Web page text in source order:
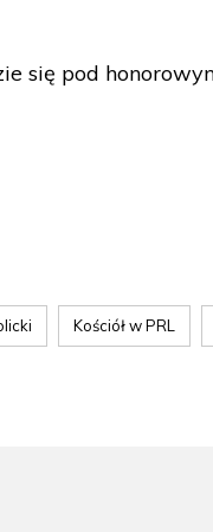
się pod
Kościół w PRL